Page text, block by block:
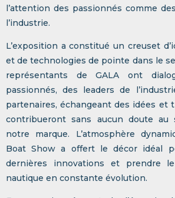
l’attention des passionnés comme
l’industrie.
L’exposition a constitué un creuset
et de technologies de pointe dans le
représentants de GALA ont
passionnés, des leaders de
partenaires, échangeant des idées et
contribueront sans aucun doute au
notre marque. L’atmosphère
Boat Show a offert le décor idéal
dernières innovations et prendre
nautique en constante évolution.